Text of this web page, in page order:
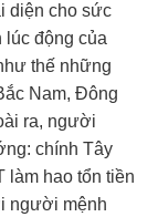
diện cho sức
lúc động của
thế những
Nam, Đông
ra, người
chính Tây
làm hao tổn tiền
người mệnh